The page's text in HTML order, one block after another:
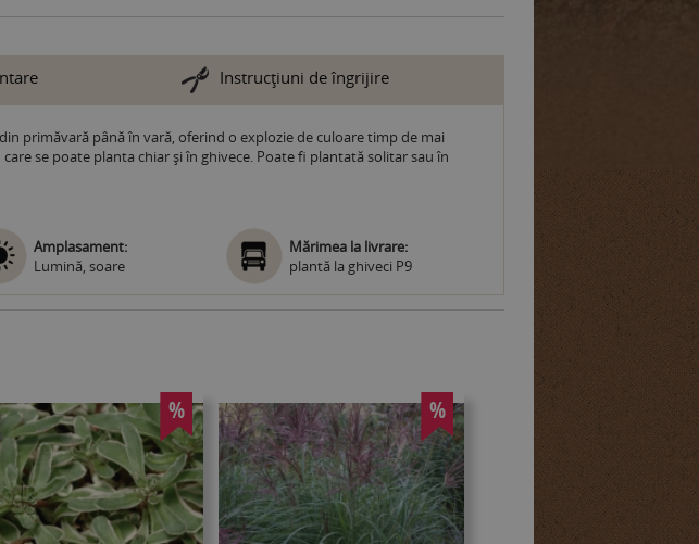
Instrucţiuni de îngrijire
primăvară până în vară, oferind o explozie de culoare timp de mai
se poate planta chiar și în ghivece. Poate fi plantată solitar sau în
Amplasament:
Lumină, soare
Mărimea la livrare:
plantă la ghiveci P9
% %